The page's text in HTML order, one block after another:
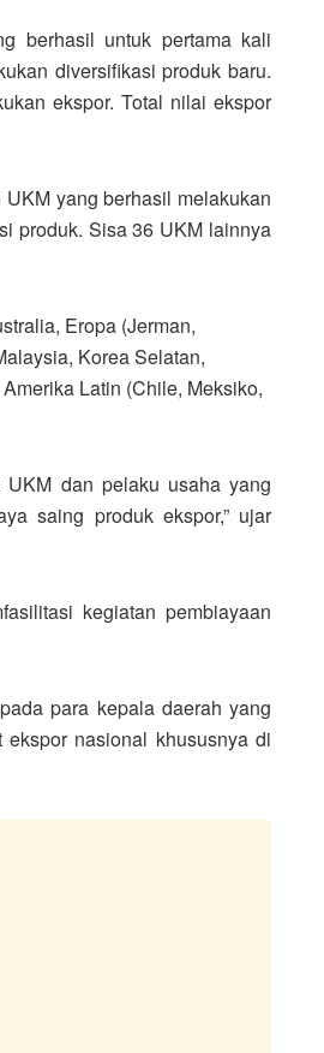
berhasil untuk pertama kali
diversifikasi produk baru.
ekspor. Total nilai ekspor
yang berhasil melakukan
produk. Sisa 36 UKM lainnya
Eropa (Jerman,
Korea Selatan,
Latin (Chile, Meksiko,
UKM dan pelaku usaha yang
saing produk ekspor,” ujar
kegiatan pembiayaan
para kepala daerah yang
nasional khususnya di